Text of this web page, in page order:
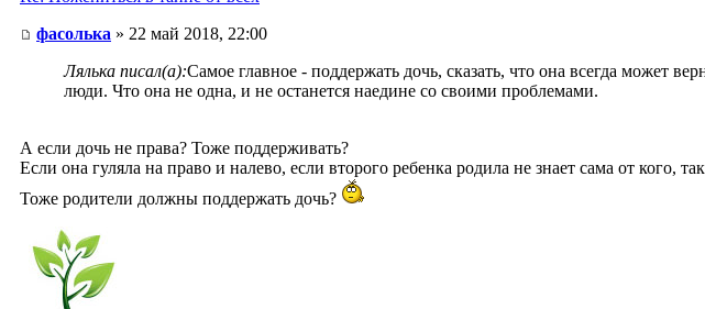
фасолька » 22 май 2018, 22:00
Лялька писал(а):Самое главное - поддержать дочь, сказать, что она всегда может
люди. Что она не одна, и не останется наедине со своими проблемами.
А если дочь не права? Тоже поддерживать?
Если она гуляла на право и налево, если второго ребенка родила не знает сама от кого,
Тоже родители должны поддержать дочь?